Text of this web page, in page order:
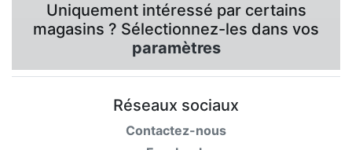
Uniquement intéressé par certains
magasins ? Sélectionnez-les dans vos
paramètres
Réseaux sociaux
Contactez-nous